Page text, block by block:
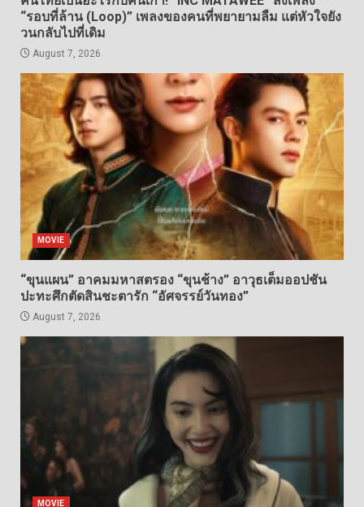
“รอบที่ล้าน (Loop)” เพลงของคนที่พยายามลืม แต่หัวใจยัง
วนกลับไปที่เดิม
August 7, 2026
MOVIE
“ขุนแผน” อาคมมหาสตรอง “ขุนช้าง” อาวุธเต็มออปชัน
ปะทะศึกตัดสินชะตารัก “อัศจรรย์วันทอง”
August 7, 2026
MOVIE